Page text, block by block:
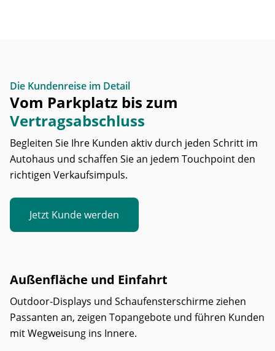
Die Kundenreise im Detail
Vom Parkplatz bis zum
Vertragsabschluss
Begleiten Sie Ihre Kunden aktiv durch jeden Schritt im
Autohaus und schaffen Sie an jedem Touchpoint den
richtigen Verkaufsimpuls.
Jetzt Kunde werden
Außenfläche und Einfahrt
Outdoor-Displays und Schaufensterschirme ziehen
Passanten an, zeigen Topangebote und führen Kunden
mit Wegweisung ins Innere.